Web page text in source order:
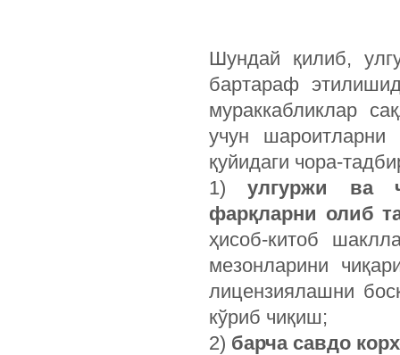
Шундай қилиб,
бартараф
мураккабликлар
учун
қуйидаги чора-
1)улгуржи ва
фарқларни олиб
ҳисоб-китоб
мезонларини
лицензиялашни
кўриб чиқиш;
2) барча савдо